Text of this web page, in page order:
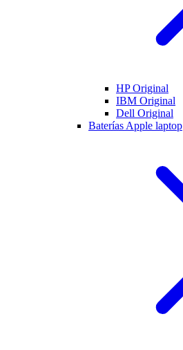
HP Original
IBM Original
Dell Original
Baterías Apple laptop